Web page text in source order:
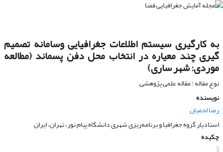
به کارگیری سیستم اطلاعات جغرافیایی وسامانه تصمیم
گیری چند معیاره در انتخاب محل دفن پسماند (مطالعه
موردی: شهر ساری)
نوع مقاله : مقاله علمی پژوهشی
نویسنده
رضا لحمیان
استادیار گروه جغرافیا و برنامه‌ریزی شهری دانشگاه پیام نور، تهران، ایران
چکیده